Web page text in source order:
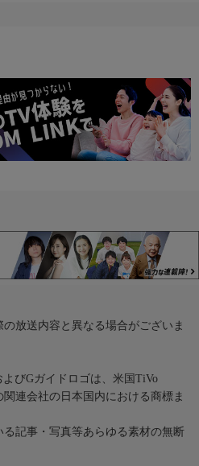
放送内容と異なる場合がございま
びGガイドロゴは、米国TiVo
連会社の日本国内における商標ま
記事・写真等あらゆる素材の無断